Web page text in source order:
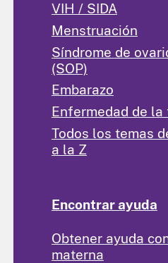
VIH / SIDA
Menstruación
Síndrome de
(SOP)
Embarazo
Enfermedad de la
Todos los temas
a la Z
Encontrar ayuda
Obtener ayuda
materna